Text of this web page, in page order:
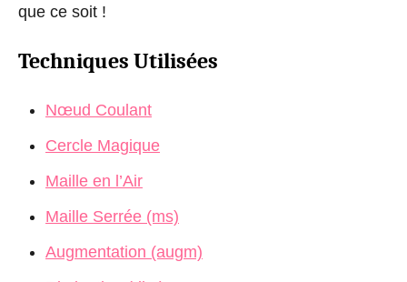
que ce soit !
Techniques Utilisées
Nœud Coulant
Cercle Magique
Maille en l’Air
Maille Serrée (ms)
Augmentation (augm)